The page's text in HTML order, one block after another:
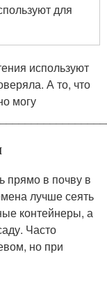
для
используют
А то, что
могу
прямо в почву в
лучше сеять
контейнеры, а
Часто
но при